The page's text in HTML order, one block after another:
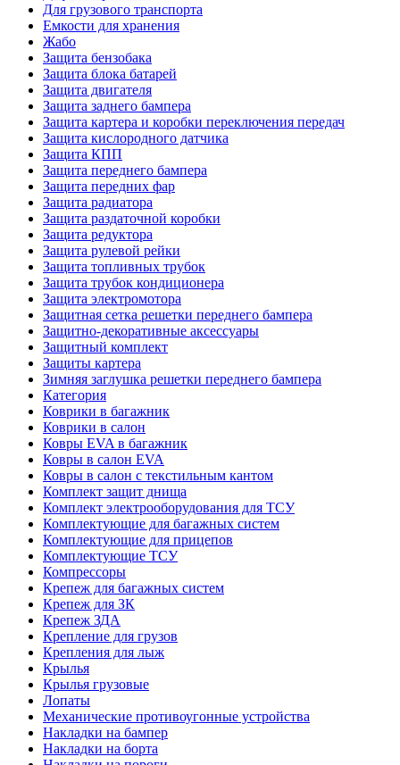
Для грузового транспорта
Емкости для хранения
Жабо
Защита бензобака
Защита блока батарей
Защита двигателя
Защита заднего бампера
Защита картера и коробки переключения передач
Защита кислородного датчика
Защита КПП
Защита переднего бампера
Защита передних фар
Защита радиатора
Защита раздаточной коробки
Защита редуктора
Защита рулевой рейки
Защита топливных трубок
Защита трубок кондиционера
Защита электромотора
Защитная сетка решетки переднего бампера
Защитно-декоративные аксессуары
Защитный комплект
Защиты картера
Зимняя заглушка решетки переднего бампера
Категория
Коврики в багажник
Коврики в салон
Ковры EVA в багажник
Ковры в салон EVA
Ковры в салон с текстильным кантом
Комплект защит днища
Комплект электрооборудования для ТСУ
Комплектующие для багажных систем
Комплектующие для прицепов
Комплектующие ТСУ
Компрессоры
Крепеж для багажных систем
Крепеж для ЗК
Крепеж ЗДА
Крепление для грузов
Крепления для лыж
Крылья
Крылья грузовые
Лопаты
Механические противоугонные устройства
Накладки на бампер
Накладки на борта